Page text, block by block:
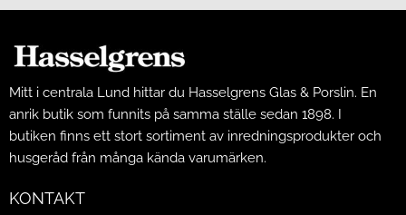
Mitt i centrala Lund hittar du Hasselgrens Glas & Porslin. En
anrik butik som funnits på samma ställe sedan 1898. I
butiken finns ett stort sortiment av inredningsprodukter och
husgeråd från många kända varumärken.
KONTAKT